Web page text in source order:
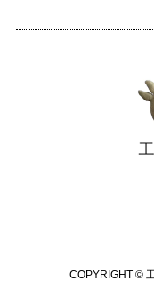
COPYRIGHT ©